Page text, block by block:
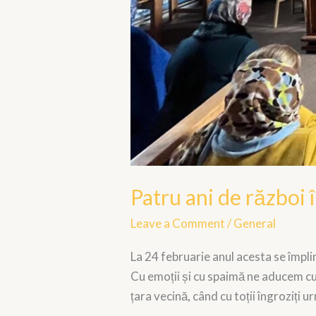
Patru ani de război
Leave a Comment /General
La 24 februarie anul acesta se
Cu emoții și cu spaimă ne aducem
țara vecină, când cu toții îngroziți